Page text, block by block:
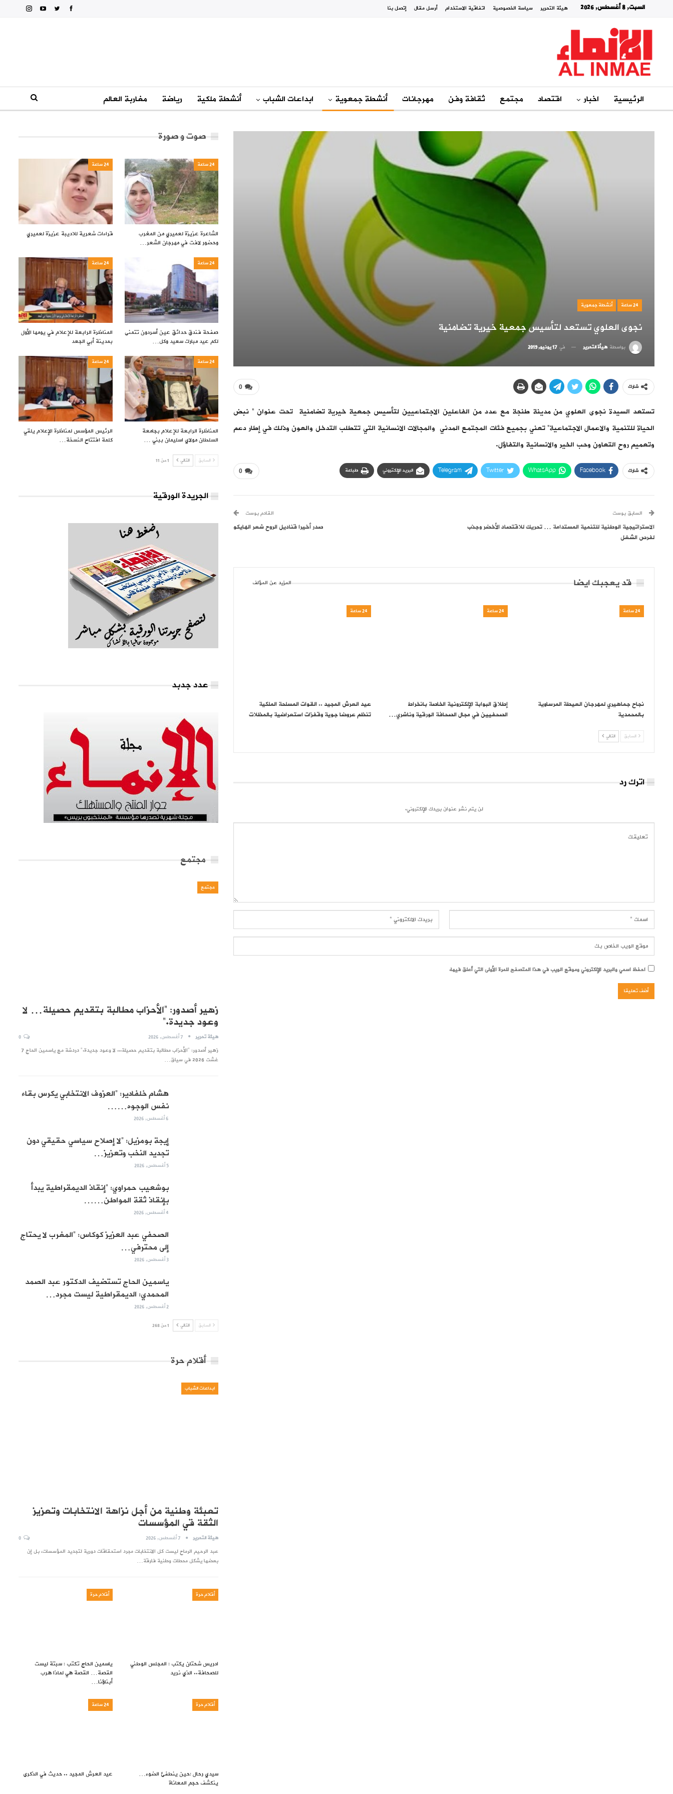
السبت, 8 أغسطس, 2026 هيئة التحرير سياسة الخصوصية اتفاقية الاستخدام أرسل مقال إتصل بنا
الرئيسية اخبار اقتصاد مجتمع ثقافة وفن مهرجانات أنشطة جمعوية ابداعات الشباب أنشطة ملكية رياضة مغاربة العالم
24 ساعة أنشطة جمعوية
نجوى العلوي تستعد لتأسيس جمعية خيرية تضامنية
بواسطة هيأة التحرير في 17 يونيو, 2019
0 شارك
تستعد السيدة نجوى العلوي من مدينة طنجة مع عدد من الفاعلين الاجتماعيين لتأسيس جمعية خيرية تضامنية تحت عنوان ” نبض
الحياة للتنمية والاعمال الاجتماعية” تعني بجميع فئات المجتمع المدني والمجالات الانسانية التي تتطلب التدخل والعون وذلك في إطار دعم
وتعميم روح التعاون وحب الخير والانسانية والتفاؤل.
0 شارك Facebook
WhatsApp
Twitter
Telegram البريد الإلكتروني طباعة
السابق بوست
الاستراتيجية الوطنية للتنمية المستدامة … تحريك للاقتصاد الأخضر وجذب
لفرص الشغل
القادم بوست
صدر أخيرا قناديل الروح شعر الهايكو
قد يعجبك ايضا المزيد عن المؤلف
24 ساعة
نجاح جماهيري لمهرجان العيطة المرساوية
بالمحمدية
24 ساعة
إطلاق البوابة الإلكترونية الخاصة بانخراط
الصحفيين في مجال الصحافة الورقية وناشري…
24 ساعة
عيد العرش المجيد .. القوات المسلحة الملكية
تنظم عروضا جوية وقفزات استعراضية بالمظلات
السابق التالي
اترك رد
لن يتم نشر عنوان بريدك الإلكتروني.
احفظ اسمي والبريد الإلكتروني وموقع الويب في هذا المتصفح للمرة الأولى التي أعلق فيها.
صوت و صورة
24 ساعة
الشاعرة عزيزة لعميري من المغرب
وحضور لافت في مهرجان الشعر…
24 ساعة
قراءات شعرية للاديبة عزيزة لعميري
24 ساعة
صفحة فندق حدائق عين أسردون تتمنى
لكم عيد مبارك سعيد وكل…
24 ساعة
المناظرة الرابعة للإعلام في يومها الأول
بمدينة أبي الجعد
24 ساعة
المناظرة الرابعة للإعلام بجامعة
السلطان مولاي اسليمان ببني …
24 ساعة
الرئيس المؤسس لمناظرة الإعلام يلقي
كلمة افتتاح النسخة…
السابق التالي 1 من 11
الجريدة الورقية
عدد جدبد
مجتمع
مجتمع
زهير أصدور: “الأحزاب مطالبة بتقديم حصيلة… لا
وعود جديدة.”
هيئة تحرير 7 أغسطس, 2026
زهير أصدور: "الأحزاب مطالبة بتقديم حصيلة... لا وعود جديدة." دردشة مع ياسمين الحاج 7
غشت 2026 في سياق…
هشام خلفادير: “العزوف الانتخابي يكرس بقاء
نفس الوجوه……
6 أغسطس, 2026
إيجة بومزيل: “لا إصلاح سياسي حقيقي دون
تجديد النخب وتعزيز…
5 أغسطس, 2026
بوشعيب حمراوي: “إنقاذ الديمقراطية يبدأ
بإنقاذ ثقة المواطن……
4 أغسطس, 2026
الصحفي عبد العزيز كوكاس: “المغرب لا يحتاج
إلى محترفي…
3 أغسطس, 2026
ياسمين الحاج تستضيف الدكتور عبد الصمد
المحمدي: الديمقراطية ليست مجرد…
2 أغسطس, 2026
السابق التالي 1 من 268
أقلام حرة
ابداعات الشباب
تعبئة وطنية من أجل نزاهة الانتخابات وتعزيز
الثقة قي المؤسسات
هيئة التحرير 7 أغسطس, 2026
عبد الرحيم الرماح ليست كل الانتخابات مجرد استحقاقات دورية لتجديد المؤسسات، بل إن
بعضها يشكل محطات وطنية فارقة…
أقلام حرة
ادريس شحتان يكتب : المجلس الوطني
للصحافة.. الذي نريد
أقلام حرة
ياسمين الحاج تكتب : سبتة ليست
القصة… القصة هي لماذا هرب
أبناؤنا…
أقلام حرة
سيدي رحال :حين ينطفئ الضوء…
ينكشف حجم المعاناة
24 ساعة
عيد العرش المجيد .. حديث في الذكرى